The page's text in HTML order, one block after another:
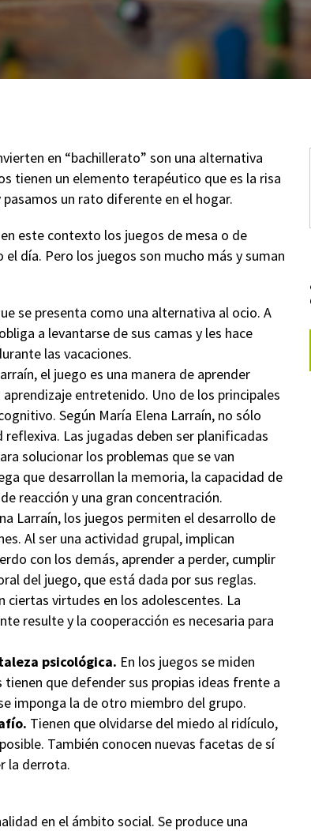
en “bachillerato” son una alternativa
tienen un elemento terapéutico que es la risa
un rato diferente en el hogar.
este contexto los juegos de mesa o de
día. Pero los juegos son mucho más y suman
se presenta como una alternativa al ocio. A
a levantarse de sus camas y les hace
las vacaciones.
el juego es una manera de aprender
entretenido. Uno de los principales
Según María Elena Larraín, no sólo
Las jugadas deben ser planificadas
solucionar los problemas que se van
que desarrollan la memoria, la capacidad de
reacción y una gran concentración.
Larraín, los juegos permiten el desarrollo de
Al ser una actividad grupal, implican
con los demás, aprender a perder, cumplir
del juego, que está dada por sus reglas.
ciertas virtudes en los adolescentes. La
resulte y la cooperacción es necesaria para
psicológica. En los juegos se miden
que defender sus propias ideas frente a
imponga la de otro miembro del grupo.
Tienen que olvidarse del miedo al ridículo,
También conocen nuevas facetas de sí
la derrota.
en el ámbito social. Se produce una